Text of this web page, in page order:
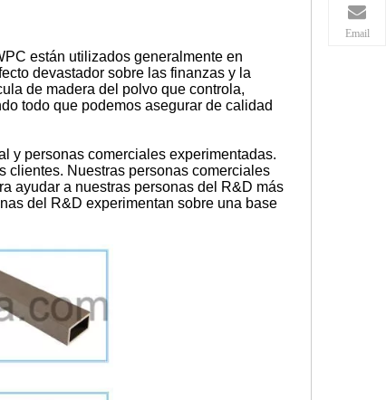
están utilizados generalmente en
devastador sobre las finanzas y la
de madera del polvo que controla,
todo que podemos asegurar de calidad
y personas comerciales experimentadas.
clientes. Nuestras personas comerciales
ayudar a nuestras personas del R&D más
del R&D experimentan sobre una base
Email